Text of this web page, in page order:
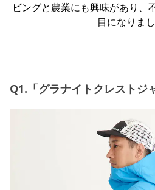
ビングと農業にも興味があり、
目になりまし
Q1.「グラナイトクレストジ